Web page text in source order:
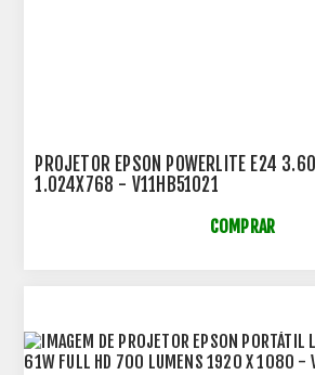
PROJETOR EPSON POWERLITE E24
1.024X768 - V11HB51021
COMPRAR